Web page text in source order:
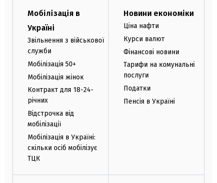
Мобілізація в
Україні
Звільнення з військової
служби
Мобілізація 50+
Мобілізація жінок
Контракт для 18-24-
річних
Відстрочка від
мобілізації
Мобілізація в Україні:
скільки осіб мобілізує
ТЦК
Новини економіки
Ціна нафти
Курси валют
Фінансові новини
Тарифи на комунальні
послуги
Податки
Пенсія в Україні